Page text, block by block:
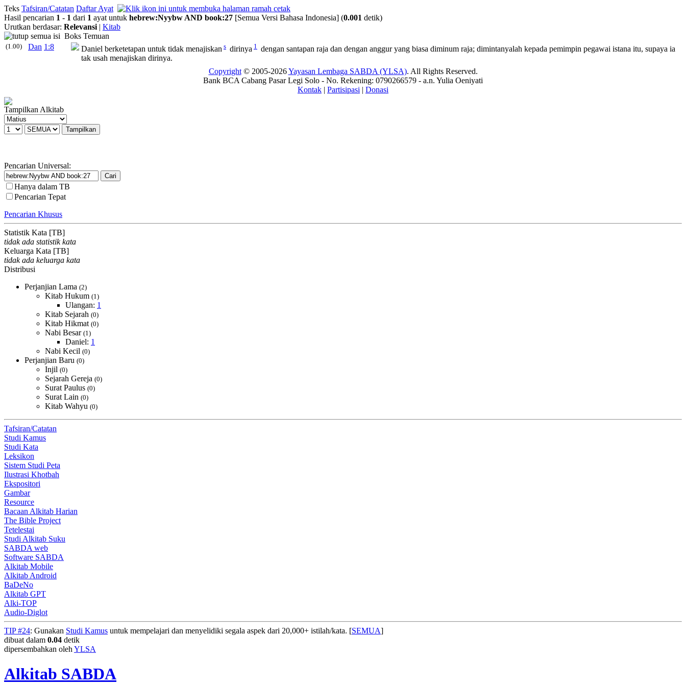
Teks Tafsiran/Catatan Daftar Ayat
Hasil pencarian 1 - 1 dari 1 ayat untuk hebrew:Nyybw AND book:27 [Semua Versi Bahasa Indonesia] (0.001 detik)
Urutkan berdasar: Relevansi | Kitab
Boks Temuan
(1.00) Dan 1:8 Daniel berketetapan untuk tidak menajiskan s dirinya 1 dengan santapan raja dan dengan anggur yang biasa diminum raja; dimintanyalah kepada pemimpin pegawai istana itu, supaya ia
tak usah menajiskan dirinya.
Copyright© 2005-2026Yayasan Lembaga SABDA (YLSA). All Rights Reserved.
Bank BCA Cabang Pasar Legi Solo - No. Rekening: 0790266579 - a.n. Yulia Oeniyati
Kontak | Partisipasi | Donasi
Tampilkan Alkitab
Pencarian Universal:
Hanya dalam TB
Pencarian Tepat
Pencarian Khusus
Statistik Kata [TB]
tidak ada statistik kata
Keluarga Kata [TB]
tidak ada keluarga kata
Distribusi
Perjanjian Lama (2)
Kitab Hukum (1)
Ulangan: 1
Kitab Sejarah (0)
Kitab Hikmat (0)
Nabi Besar (1)
Daniel: 1
Nabi Kecil (0)
Perjanjian Baru (0)
Injil (0)
Sejarah Gereja (0)
Surat Paulus (0)
Surat Lain (0)
Kitab Wahyu (0)
Tafsiran/Catatan
Studi Kamus
Studi Kata
Leksikon
Sistem Studi Peta
Ilustrasi Khotbah
Ekspositori
Gambar
Resource
Bacaan Alkitab Harian
The Bible Project
Tetelestai
Studi Alkitab Suku
SABDA web
Software SABDA
Alkitab Mobile
Alkitab Android
BaDeNo
Alkitab GPT
Alki-TOP
Audio-Diglot
TIP #24: Gunakan Studi Kamus untuk mempelajari dan menyelidiki segala aspek dari 20,000+ istilah/kata. [SEMUA]
dibuat dalam 0.04 detik
dipersembahkan oleh YLSA
Alkitab SABDA